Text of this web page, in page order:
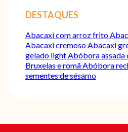
DESTAQUES
Abacaxi com arroz frito
Abacaxi cremosoAbacaxi
gelado lightAbóbora assada
Bruxelas e romãAbóbora
sementes de sésamo